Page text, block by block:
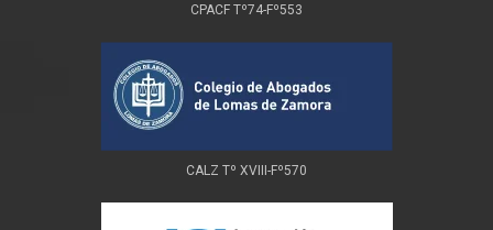
CPACF Tº74-Fº553
CALZ Tº XVIII-Fº570